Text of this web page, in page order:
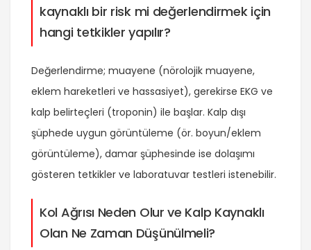
kaynaklı bir risk mi değerlendirmek için
hangi tetkikler yapılır?
Değerlendirme; muayene (nörolojik muayene,
eklem hareketleri ve hassasiyet), gerekirse EKG ve
kalp belirteçleri (troponin) ile başlar. Kalp dışı
şüphede uygun görüntüleme (ör. boyun/eklem
görüntüleme), damar şüphesinde ise dolaşımı
gösteren tetkikler ve laboratuvar testleri istenebilir.
Kol Ağrısı Neden Olur ve Kalp Kaynaklı
Olan Ne Zaman Düşünülmeli?